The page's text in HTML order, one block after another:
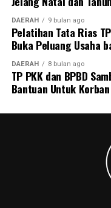
DAERAH 9 bulan ago
Pelatihan Tata Rias
Buka Peluang Usaha
DAERAH 8 bulan ago
TP PKK dan BPBD
Bantuan Untuk